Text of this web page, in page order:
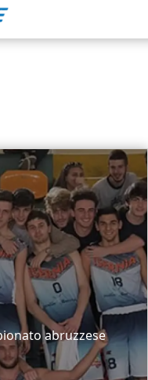
abruzzese